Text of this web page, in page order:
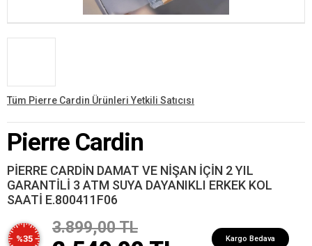
Tüm Pierre Cardin Ürünleri Yetkili Satıcısı
Pierre Cardin
PİERRE CARDİN DAMAT VE NİŞAN İÇİN 2 YIL
GARANTİLİ 3 ATM SUYA DAYANIKLI ERKEK KOL
SAATİ E.800411F06
%35
3.899,00 TL
Kargo Bedava